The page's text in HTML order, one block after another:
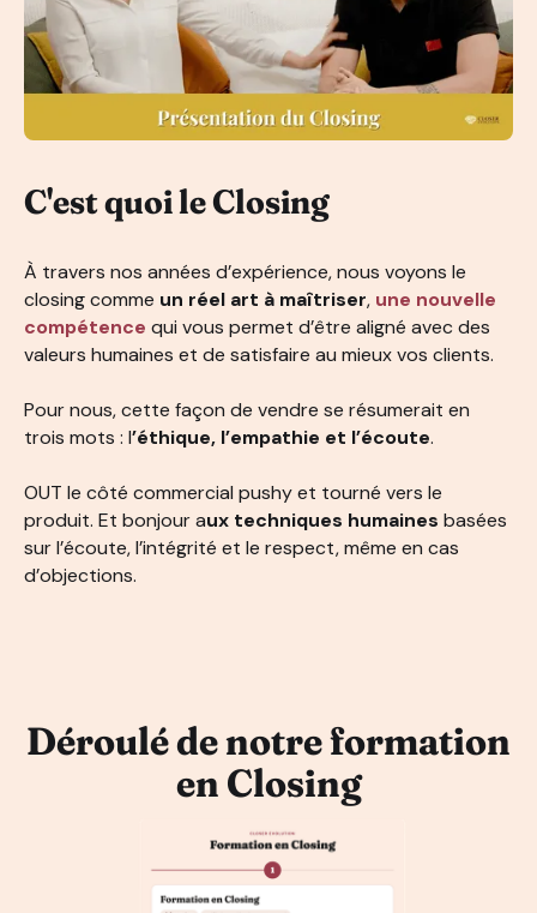
C'est quoi le Closing
À travers nos années d’expérience, nous voyons le
closing comme un réel art à maîtriser, une nouvelle
compétence qui vous permet d’être aligné avec des
valeurs humaines et de satisfaire au mieux vos clients.
Pour nous, cette façon de vendre se résumerait en
trois mots : l’éthique, l’empathie et l’écoute.
OUT le côté commercial pushy et tourné vers le
produit. Et bonjour aux techniques humaines basées
sur l’écoute, l’intégrité et le respect, même en cas
d’objections.
Déroulé de notre formation
en Closing